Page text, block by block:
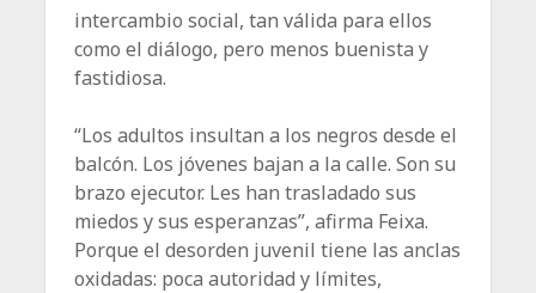
intercambio social, tan válida para ellos
como el diálogo, pero menos buenista y
fastidiosa.
“Los adultos insultan a los negros desde el
balcón. Los jóvenes bajan a la calle. Son su
brazo ejecutor. Les han trasladado sus
miedos y sus esperanzas”, afirma Feixa.
Porque el desorden juvenil tiene las anclas
oxidadas: poca autoridad y límites,